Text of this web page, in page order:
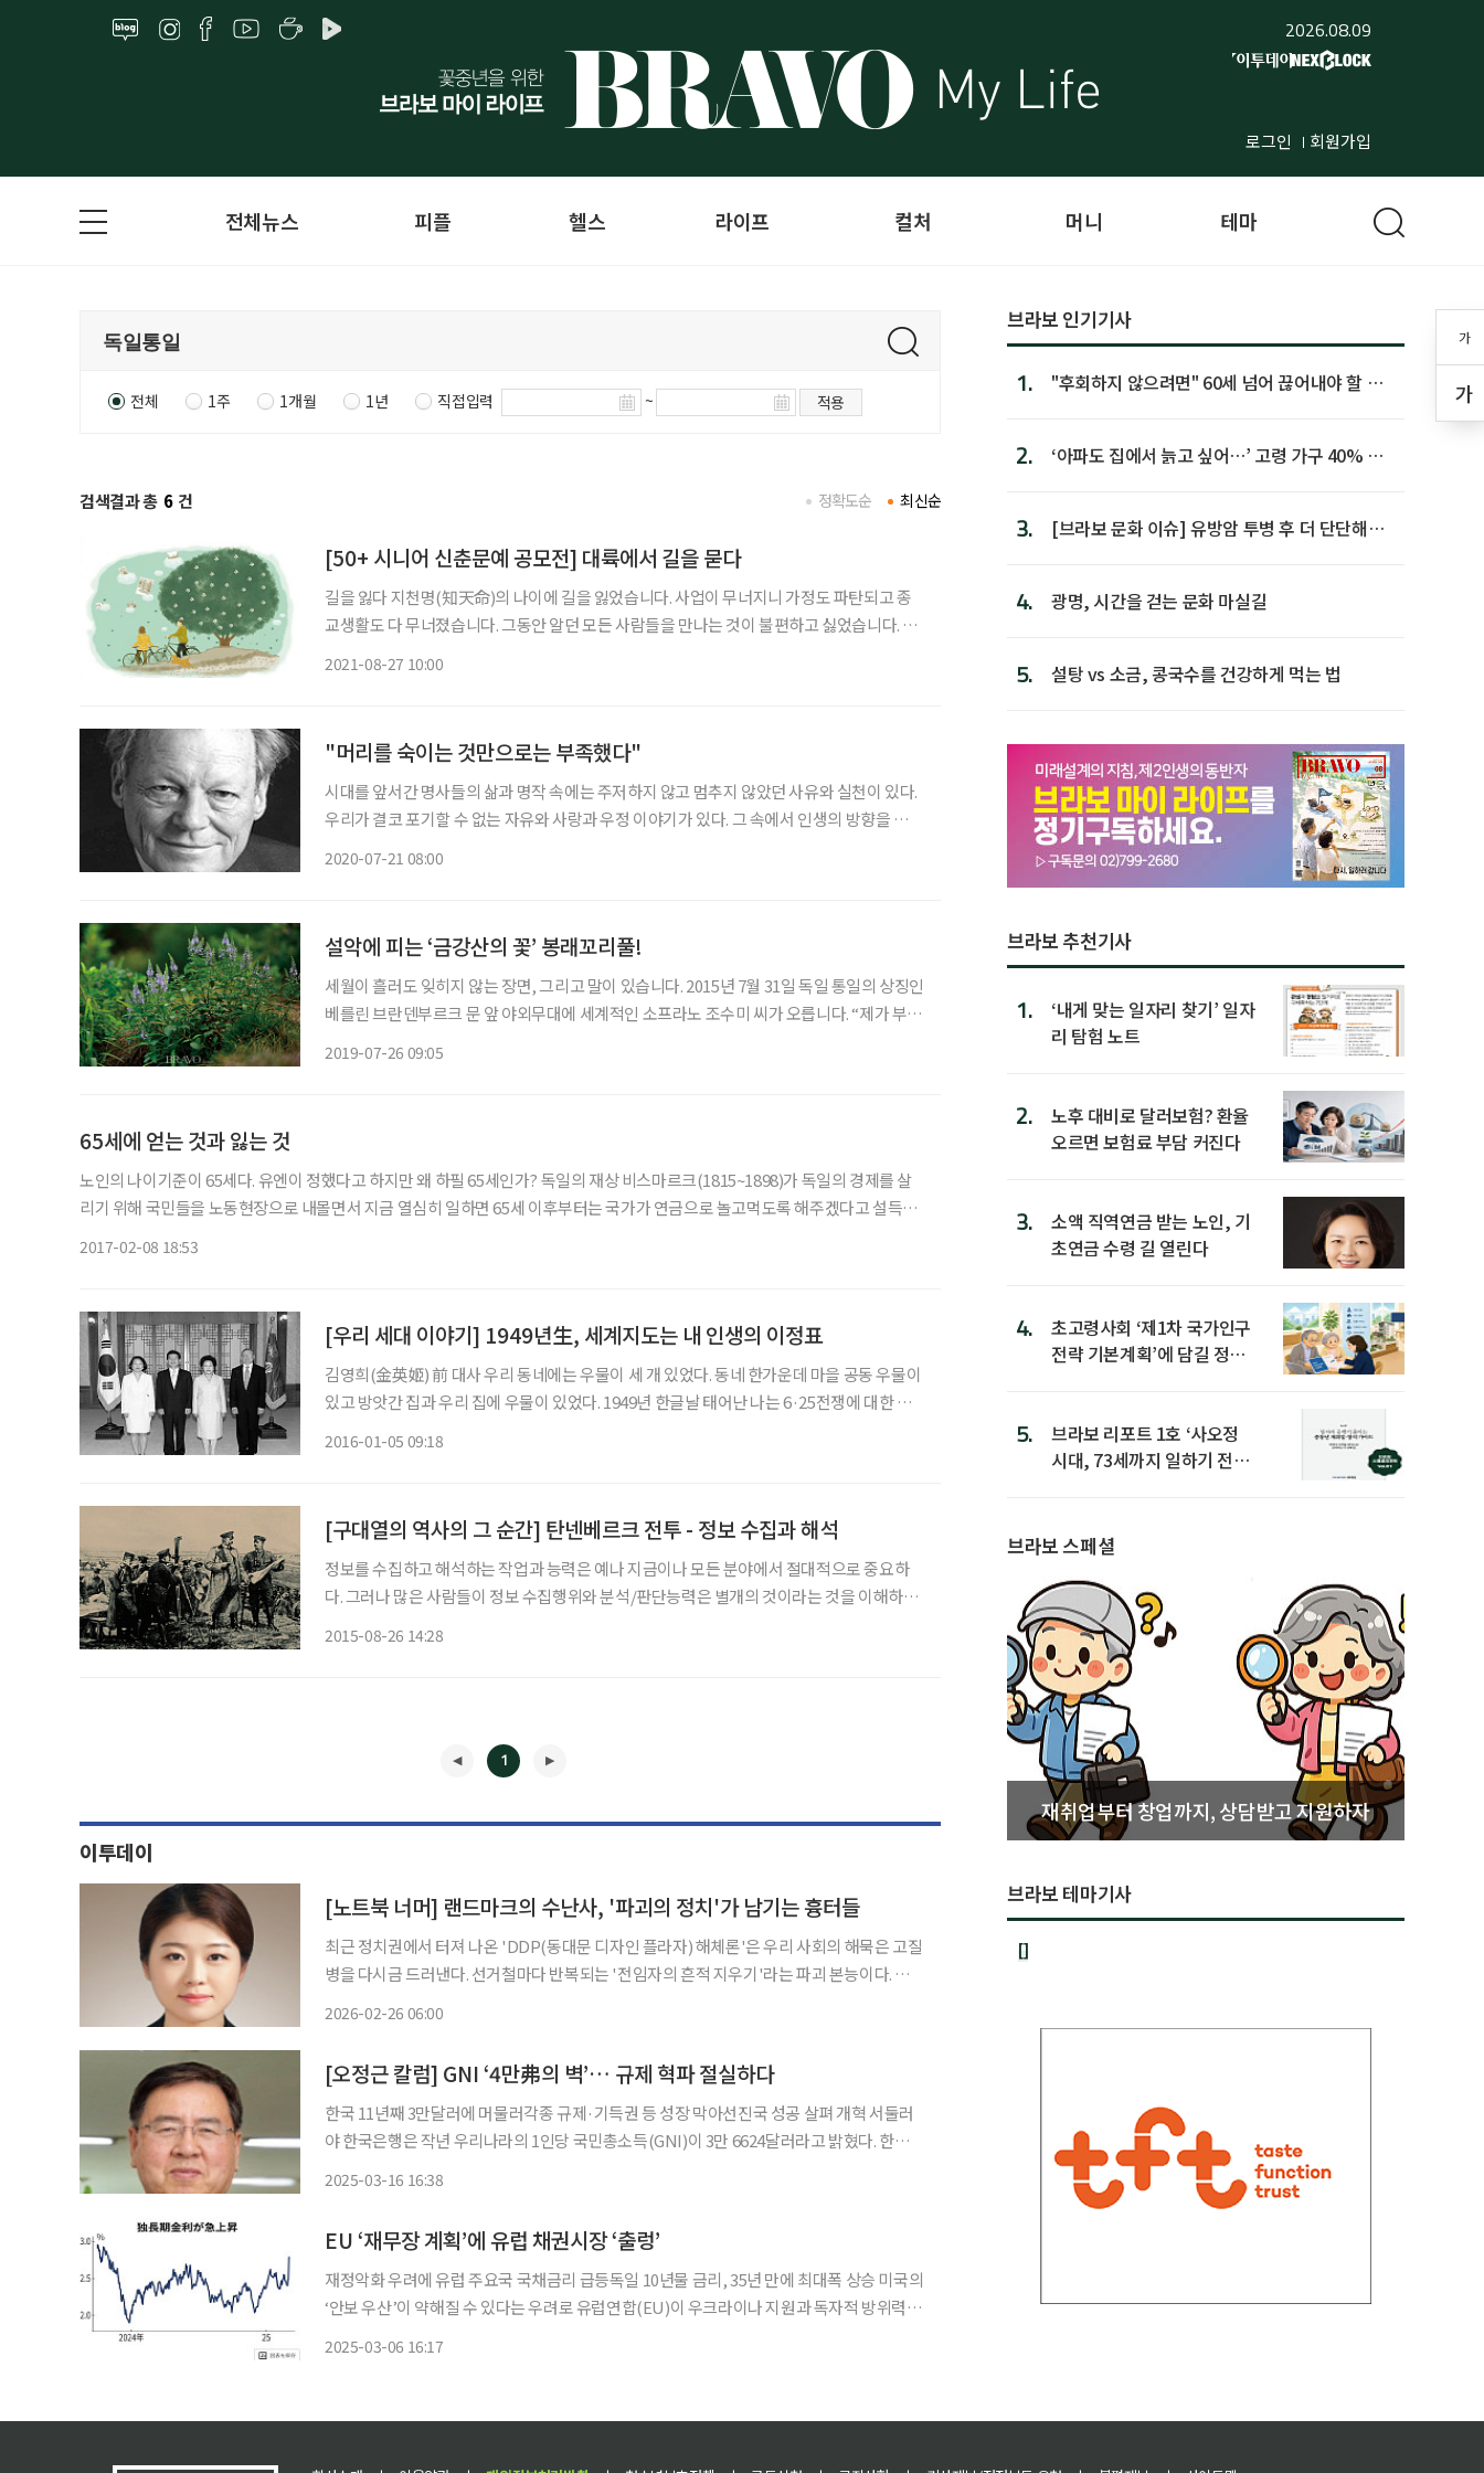
2026.08.09
로그인 회원가입
가
가
전체뉴스 피플 헬스 라이프 컬처 머니 테마
전체 1주 1개월 1년 직접입력 ~ 적용
검색결과 총 6 건 최신순
정확도순
[50+ 시니어 신춘문예 공모전] 대륙에서 길을 묻다
길을 잃다 지천명(知天命)의 나이에 길을 잃었습니다. 사업이 무너지니 가정도 파탄되고 종
교생활도 다 무너졌습니다. 그동안 알던 모든 사람들을 만나는 것이 불편하고 싫었습니다. 자
2021-08-27 10:00
"머리를 숙이는 것만으로는 부족했다"
시대를 앞서간 명사들의 삶과 명작 속에는 주저하지 않고 멈추지 않았던 사유와 실천이 있다.
우리가 결코 포기할 수 없는 자유와 사랑과 우정 이야기가 있다. 그 속에서 인생의 방향을 생각
2020-07-21 08:00
설악에 피는 ‘금강산의 꽃’ 봉래꼬리풀!
세월이 흘러도 잊히지 않는 장면, 그리고 말이 있습니다. 2015년 7월 31일 독일 통일의 상징인
베를린 브란덴부르크 문 앞 야외무대에 세계적인 소프라노 조수미 씨가 오릅니다. “제가 부를
2019-07-26 09:05
65세에 얻는 것과 잃는 것
노인의 나이기준이 65세다. 유엔이 정했다고 하지만 왜 하필 65세인가? 독일의 재상 비스마르크(1815~1898)가 독일의 경제를 살
리기 위해 국민들을 노동현장으로 내몰면서 지금 열심히 일하면 65세 이후부터는 국가가 연금으로 놀고먹도록 해주겠다고 설득한
2017-02-08 18:53
[우리 세대 이야기] 1949년生, 세계지도는 내 인생의 이정표
김영희(金英姬) 前 대사 우리 동네에는 우물이 세 개 있었다. 동네 한가운데 마을 공동 우물이
있고 방앗간 집과 우리 집에 우물이 있었다. 1949년 한글날 태어난 나는 6·25전쟁에 대한 기
2016-01-05 09:18
[구대열의 역사의 그 순간] 탄넨베르크 전투 - 정보 수집과 해석
정보를 수집하고 해석하는 작업과 능력은 예나 지금이나 모든 분야에서 절대적으로 중요하
다. 그러나 많은 사람들이 정보 수집행위와 분석/판단능력은 별개의 것이라는 것을 이해하지
2015-08-26 14:28
◀
1
▶
이투데이
[노트북 너머] 랜드마크의 수난사, '파괴의 정치'가 남기는 흉터들
최근 정치권에서 터져 나온 'DDP(동대문 디자인 플라자) 해체론'은 우리 사회의 해묵은 고질
병을 다시금 드러낸다. 선거철마다 반복되는 '전임자의 흔적 지우기'라는 파괴 본능이다. 랜
2026-02-26 06:00
[오정근 칼럼] GNI ‘4만弗의 벽’… 규제 혁파 절실하다
한국 11년째 3만달러에 머물러각종 규제·기득권 등 성장 막아선진국 성공 살펴 개혁 서둘러
야 한국은행은 작년 우리나라의 1인당 국민총소득(GNI)이 3만 6624달러라고 밝혔다. 한국의
2025-03-16 16:38
EU ‘재무장 계획’에 유럽 채권시장 ‘출렁’
재정악화 우려에 유럽 주요국 국채금리 급등독일 10년물 금리, 35년 만에 최대폭 상승 미국의
‘안보 우산’이 약해질 수 있다는 우려로 유럽연합(EU)이 우크라이나 지원과 독자적 방위력
2025-03-06 16:17
브라보 인기기사
1.
"후회하지 않으려면" 60세 넘어 끊어내야 할 사
2.
‘아파도 집에서 늙고 싶어…’ 고령 가구 40% 노
3.
[브라보 문화 이슈] 유방암 투병 후 더 단단해진
4. 광명, 시간을 걷는 문화 마실길
5. 설탕 vs 소금, 콩국수를 건강하게 먹는 법
브라보 추천기사
1.
‘내게 맞는 일자리 찾기’ 일자
리 탐험 노트
2.
노후 대비로 달러보험? 환율
오르면 보험료 부담 커진다
3.
소액 직역연금 받는 노인, 기
초연금 수령 길 열린다
4.
초고령사회 ‘제1차 국가인구
전략 기본계획’에 담길 정책
5.
브라보 리포트 1호 ‘사오정
시대, 73세까지 일하기 전략’
브라보 스페셜
재취업부터 창업까지, 상담받고 지원하자
브라보 테마기사
[]